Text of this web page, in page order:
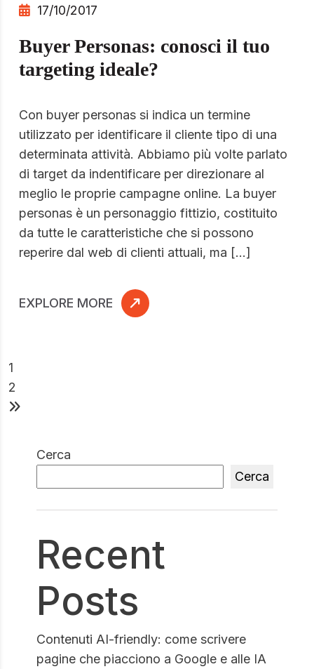
17/10/2017
Buyer Personas: conosci il tuo
targeting ideale?
Con buyer personas si indica un termine
utilizzato per identificare il cliente tipo di una
determinata attività. Abbiamo più volte parlato
di target da indentificare per direzionare al
meglio le proprie campagne online. La buyer
personas è un personaggio fittizio, costituito
da tutte le caratteristiche che si possono
reperire dal web di clienti attuali, ma […]
EXPLORE MORE
1
2
Cerca
Cerca
Recent
Posts
Contenuti AI-friendly: come scrivere
pagine che piacciono a Google e alle IA